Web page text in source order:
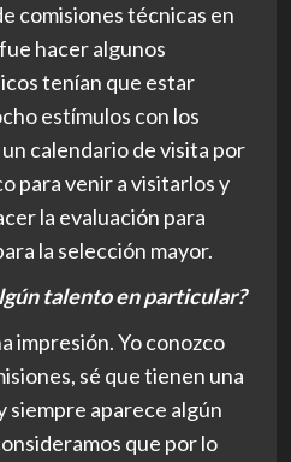
comisiones técnicas en
hacer algunos
tenían que estar
estímulos con los
calendario de visita por
para venir a visitarlos y
la evaluación para
la selección mayor.
talento en particular?
impresión. Yo conozco
sé que tienen una
siempre aparece algún
que por lo